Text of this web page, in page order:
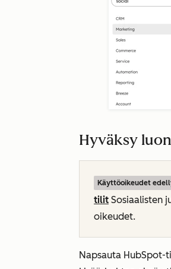
Hyväksy
Käyttöoikeudet
tilit Sosiaalisten
oikeudet.
Napsauta HubSpot-